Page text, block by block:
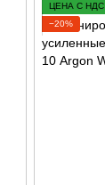
ЦЕНА С НДС
−20%